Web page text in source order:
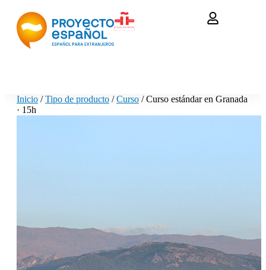
Inicio /Tipo de producto /Curso / Curso estándar en Granada
· 15h